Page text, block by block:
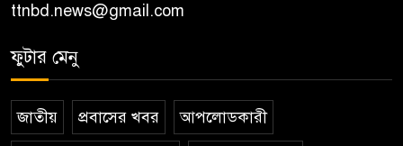
ttnbd.news@gmail.com
ফুটার মেনু
জাতীয় প্রবাসের খবর আপলোডকারী